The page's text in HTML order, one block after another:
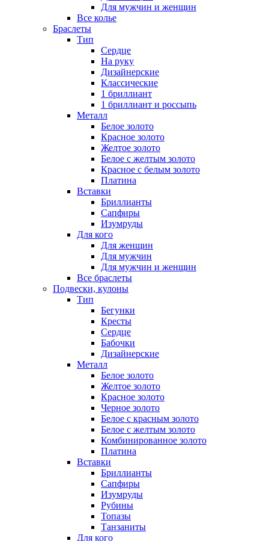
Для мужчин и женщин
Все колье
Браслеты
Тип
Сердце
На руку
Дизайнерские
Классические
1 бриллиант
1 бриллиант и россыпь
Металл
Белое золото
Красное золото
Желтое золото
Белое с желтым золото
Красное с белым золото
Платина
Вставки
Бриллианты
Сапфиры
Изумруды
Для кого
Для женщин
Для мужчин
Для мужчин и женщин
Все браслеты
Подвески, кулоны
Тип
Бегунки
Кресты
Сердце
Бабочки
Дизайнерские
Металл
Белое золото
Желтое золото
Красное золото
Черное золото
Белое с красным золото
Белое с желтым золото
Комбинированное золото
Платина
Вставки
Бриллианты
Сапфиры
Изумруды
Рубины
Топазы
Танзаниты
Для кого